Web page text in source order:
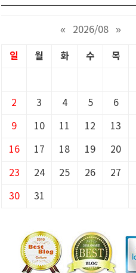
« 2026/08 »
일 월 화 수 목
2 3 4 5 6
9 10 11 12 13
16 17 18 19 20
23 24 25 26 27
30 31